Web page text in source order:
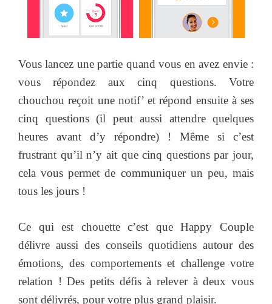
Vous lancez une partie quand vous en avez envie :
vous répondez aux cinq questions. Votre
chouchou reçoit une notif’ et répond ensuite à ses
cinq questions (il peut aussi attendre quelques
heures avant d’y répondre) ! Même si c’est
frustrant qu’il n’y ait que cinq questions par jour,
cela vous permet de communiquer un peu, mais
tous les jours !
Ce qui est chouette c’est que Happy Couple
délivre aussi des conseils quotidiens autour des
émotions, des comportements et challenge votre
relation ! Des petits défis à relever à deux vous
sont délivrés, pour votre plus grand plaisir.